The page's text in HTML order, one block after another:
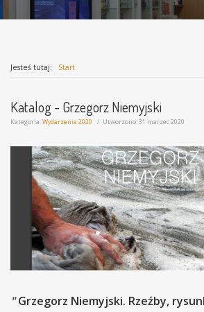
Jesteś tutaj: Start
Katalog - Grzegorz Niemyjski
Kategoria:Wydarzenia 2020 Utworzono: 31 marzec 2020
"Grzegorz Niemyjski. Rzeźby,